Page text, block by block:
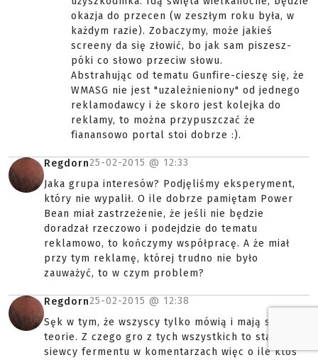
okazja do przecen (w zeszłym roku była, w
każdym razie). Zobaczymy, może jakieś
screeny da się złowić, bo jak sam piszesz-
póki co słowo przeciw słowu.
Abstrahując od tematu Gunfire-cieszę się, że
WMASG nie jest "uzależnieniony" od jednego
reklamodawcy i że skoro jest kolejka do
reklamy, to można przypuszczać że
fianansowo portal stoi dobrze :).
Regdorn25-02-2015 @ 12:33
Jaka grupa interesów? Podjęliśmy eksperyment,
który nie wypalił. O ile dobrze pamiętam Power
Bean miał zastrzeżenie, że jeśli nie będzie
doradzał rzeczowo i podejdzie do tematu
reklamowo, to kończymy współpracę. A że miał
przy tym reklamę, której trudno nie było
zauważyć, to w czym problem?
Regdorn25-02-2015 @ 12:38
Sęk w tym, że wszyscy tylko mówią i mają swoje
teorie. Z czego gro z tych wszystkich to stali
siewcy fermentu w komentarzach więc o ile ktoś